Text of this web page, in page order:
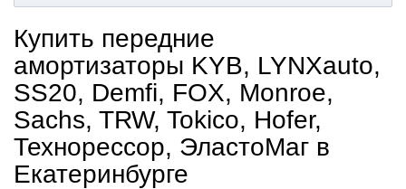
Купить передние
амортизаторы KYB, LYNXauto,
SS20, Demfi, FOX, Monroe,
Sachs, TRW, Tokico, Hofer,
Технорессор, ЭластоМаг в
Екатеринбурге